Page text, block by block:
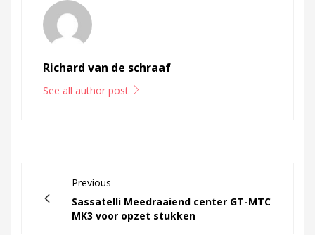
Richard van de schraaf
See all author post
Previous
Sassatelli Meedraaiend center GT-MTC
MK3 voor opzet stukken